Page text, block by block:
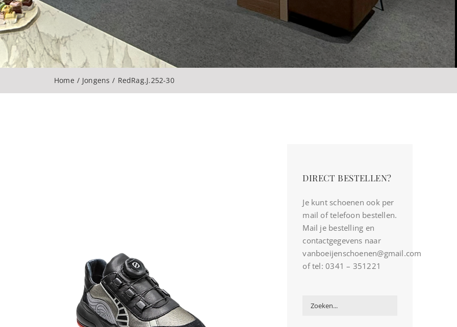
Home Jongens RedRag.J.252-30
DIRECT BESTELLEN?
Je kunt schoenen ook per
mail of telefoon bestellen.
Mail je bestelling en
contactgegevens naar
vanboeijenschoenen@gmail.com
of tel: 0341 – 351221